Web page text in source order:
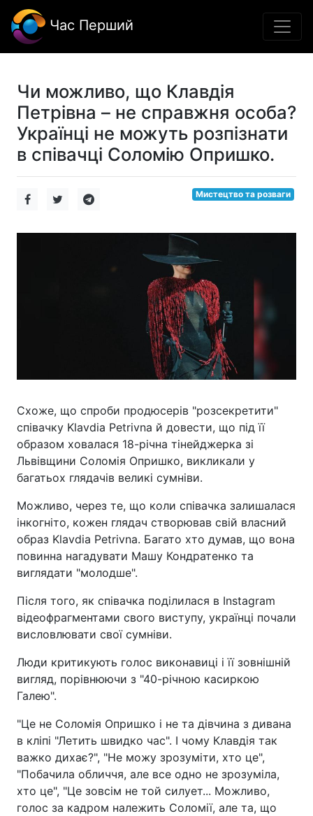
Час Перший
Чи можливо, що Клавдія
Петрівна – не справжня особа?
Українці не можуть розпізнати
в співачці Соломію Опришко.
Мистецтво та розваги
Схоже, що спроби продюсерів "розсекретити"
співачку Klavdia Petrivna й довести, що під її
образом ховалася 18-річна тінейджерка зі
Львівщини Соломія Опришко, викликали у
багатьох глядачів великі сумніви.
Можливо, через те, що коли співачка залишалася
інкогніто, кожен глядач створював свій власний
образ Klavdia Petrivna. Багато хто думав, що вона
повинна нагадувати Машу Кондратенко та
виглядати "молодше".
Після того, як співачка поділилася в Instagram
відеофрагментами свого виступу, українці почали
висловлювати свої сумніви.
Люди критикують голос виконавиці і її зовнішній
вигляд, порівнюючи з "40-річною касиркою
Галею".
"Це не Соломія Опришко і не та дівчина з дивана
в кліпі "Летить швидко час". І чому Клавдія так
важко дихає?", "Не можу зрозуміти, хто це",
"Побачила обличчя, але все одно не зрозуміла,
хто це", "Це зовсім не той силует... Можливо,
голос за кадром належить Соломії, але та, що